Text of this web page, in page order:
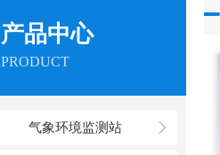
产品中心
PRODUCT
气象环境监测站